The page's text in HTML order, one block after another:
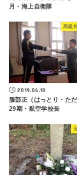
月・海上自衛隊
高級
2019.06.18
服部正（はっとり・た
29期・航空学校長